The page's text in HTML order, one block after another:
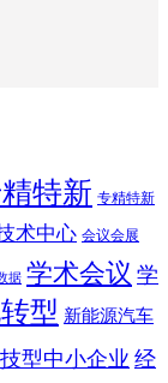
特新 专精特新
术中心 会议会展
据 学术会议 学
型 新能源汽车
型中小企业 经